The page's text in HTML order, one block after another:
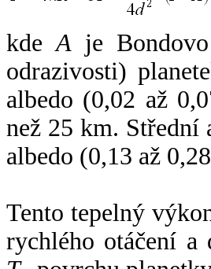
kdeA je
odrazivosti)
albedo (0,02 až
než 25 km. Střední
albedo (0,13 až
Tento tepelný
rychlého otáčení a